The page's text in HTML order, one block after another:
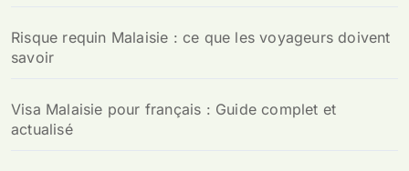
Risque requin Malaisie : ce que les voyageurs doivent
savoir
Visa Malaisie pour français : Guide complet et
actualisé